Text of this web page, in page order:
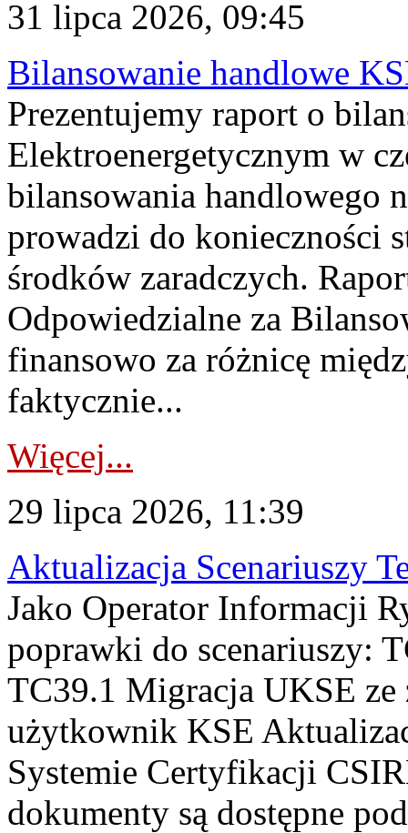
31 lipca 2026, 09:45
Bilansowanie handlowe
Prezentujemy raport o
Elektroenergetycznym w
bilansowania handlowego
prowadzi do konieczności
środków zaradczych.
Odpowiedzialne za
finansowo za różnicę
faktycznie...
Więcej...
29 lipca 2026, 11:39
Aktualizacja Scenariuszy
Jako Operator Informacji
poprawki do scenariuszy:
TC39.1 Migracja UKSE
użytkownik KSE
Systemie Certyfikacji
dokumenty są dostępne